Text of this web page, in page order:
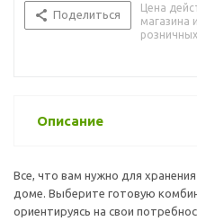
Поделиться
Цена
магазина
Описание
Все, что вам нужно для
доме. Выберите готовую
ориентируясь на свои